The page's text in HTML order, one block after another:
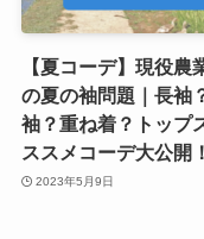
【夏コーデ】現役農
の夏の袖問題｜長袖
袖？重ね着？トップ
ススメコーデ大公開！
2023年5月9日